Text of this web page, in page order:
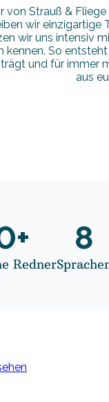
von Strauß &
wir einzigartige
wir uns intensiv
kennen. So
und für immer
aus
+
Redner
8